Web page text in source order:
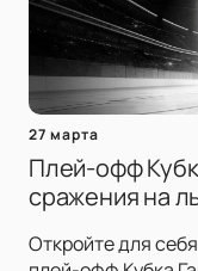
27 марта
Плей-офф
сражения на
Откройте для